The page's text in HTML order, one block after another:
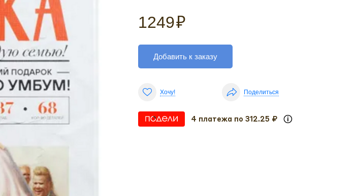
1249₽
Добавить к заказу
Хочу! Поделиться
4 платежа по 312.25 ₽